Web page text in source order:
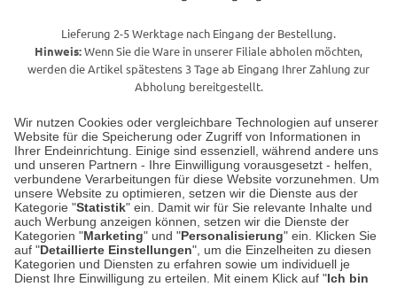
Wir nutzen Cookies oder vergleichbare Technologien auf unserer
Website für die Speicherung oder Zugriff von Informationen in
Ihrer Endeinrichtung. Einige sind essenziell, während andere uns
und unseren Partnern - Ihre Einwilligung vorausgesetzt - helfen,
verbundene Verarbeitungen für diese Website vorzunehmen. Um
unsere Website zu optimieren, setzen wir die Dienste aus der
Kategorie "Statistik" ein. Damit wir für Sie relevante Inhalte und
auch Werbung anzeigen können, setzen wir die Dienste der
Kategorien "Marketing" und "Personalisierung" ein. Klicken Sie
auf "Detaillierte Einstellungen", um die Einzelheiten zu diesen
Kategorien und Diensten zu erfahren sowie um individuell je
Dienst Ihre Einwilligung zu erteilen. Mit einem Klick auf "Ich bin
Lieferung 2-5 Werktage nach Eingang der Bestellung.
Hinweis:Wenn Sie die Ware in unserer Filiale abholen möchten,
werden die Artikel spätestens 3 Tage ab Eingang Ihrer Zahlung zur
Abholung bereitgestellt.
Unser Geschäft in Meckenheim
Auf dem Steinbüchel 6
53340 Meckenheim
Montag bis Samstag 9:00 Uhr bis 18:00 Uhr
weitere Information